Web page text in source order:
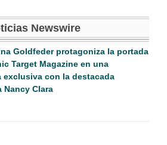
Newswire
Goldfeder protagoniza la portada
Target Magazine en una
exclusiva con la destacada
Nancy Clara